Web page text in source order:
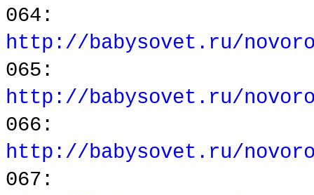
064:
http://babysovet.ru/
065:
http://babysovet.ru/
066:
http://babysovet.ru/
067: